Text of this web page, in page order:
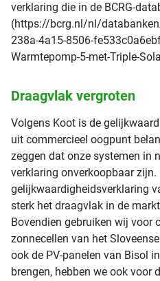
verklaring die in de BCRG-
(https://bcrg.nl/nl/
238a-4a15-8506-
Warmtepomp-5-met-Triple-
Draagvlak vergroten
Volgens Koot is de
uit commercieel oogpunt
zeggen dat onze systemen in
verklaring onverkoopbaar zijn.
gelijkwaardigheidsverklaring
sterk het draagvlak in de
Bovendien gebruiken wij voor
zonnecellen van het
ook de PV-panelen van Bisol
brengen, hebben we ook voor